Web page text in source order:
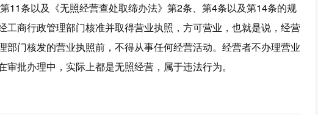
11条以及《无照经营查处取缔办法》第2条、第4条以及第14条的规
工商行政管理部门核准并取得营业执照，方可营业，也就是说，经营
部门核发的营业执照前，不得从事任何经营活动。经营者不办理营业
审批办理中，实际上都是无照经营，属于违法行为。